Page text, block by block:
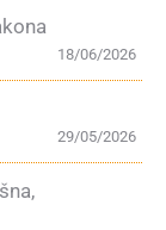
18/06/2026
29/05/2026